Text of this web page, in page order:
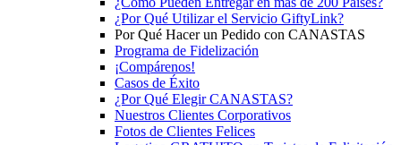
¿Por Qué Utilizar el Servicio GiftyLink?
Por Qué Hacer un Pedido con CANASTAS
Programa de Fidelización
¡Compárenos!
Casos de Éxito
¿Por Qué Elegir CANASTAS?
Nuestros Clientes Corporativos
Fotos de Clientes Felices